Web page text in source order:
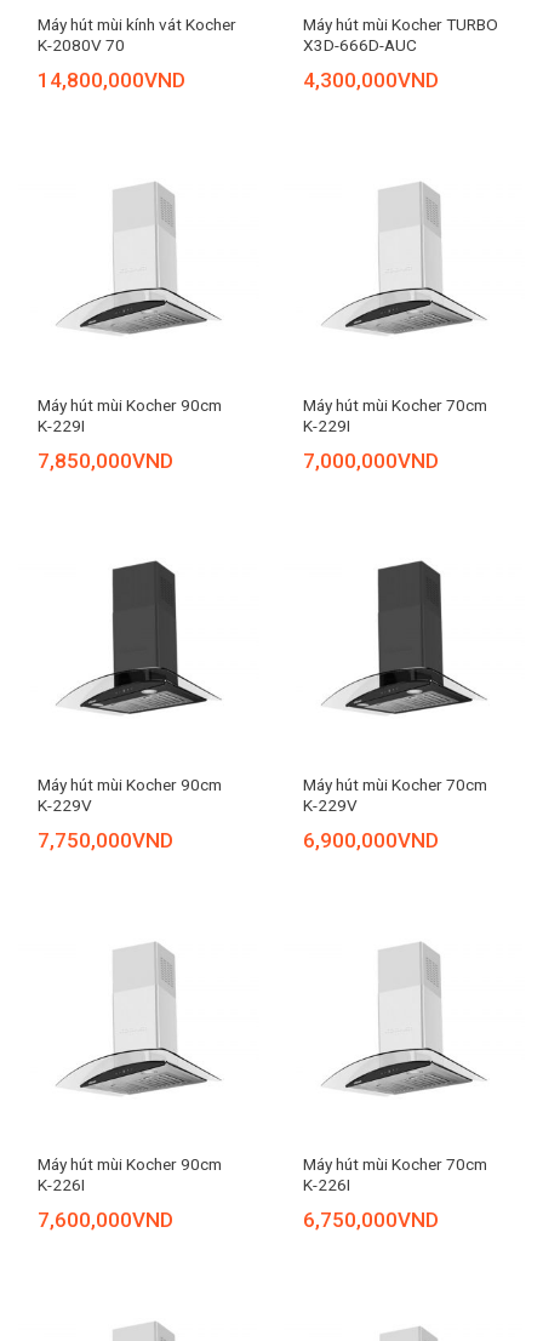
Máy hút mùi kính vát Kocher
K-2080V 70
14,800,000VND
Máy hút mùi Kocher TURBO
X3D-666D-AUC
4,300,000VND
Máy hút mùi Kocher 90cm
K-229I
7,850,000VND
Máy hút mùi Kocher 70cm
K-229I
7,000,000VND
Máy hút mùi Kocher 90cm
K-229V
7,750,000VND
Máy hút mùi Kocher 70cm
K-229V
6,900,000VND
Máy hút mùi Kocher 90cm
K-226I
7,600,000VND
Máy hút mùi Kocher 70cm
K-226I
6,750,000VND